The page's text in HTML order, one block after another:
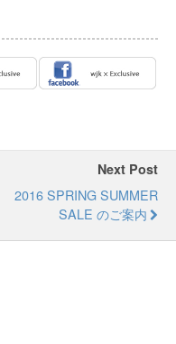
Next Post
2016 SPRING SUMMER
SALE のご案内